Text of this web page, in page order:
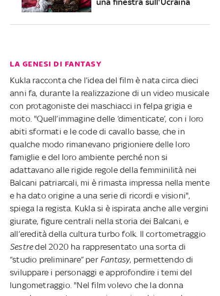
LA GENESI DI FANTASY
Kukla racconta che l’idea del film è nata circa dieci
anni fa, durante la realizzazione di un video musicale
con protagoniste dei maschiacci in felpa grigia e
moto. "Quell’immagine delle ‘dimenticate’, con i loro
abiti sformati e le code di cavallo basse, che in
qualche modo rimanevano prigioniere delle loro
famiglie e del loro ambiente perché non si
adattavano alle rigide regole della femminilità nei
Balcani patriarcali, mi è rimasta impressa nella mente
e ha dato origine a una serie di ricordi e visioni",
spiega la regista. Kukla si è ispirata anche alle vergini
giurate, figure centrali nella storia dei Balcani, e
all’eredità della cultura turbo folk. Il cortometraggio
Sestredel 2020 ha rappresentato una sorta di
“studio preliminare” per Fantasy, permettendo di
sviluppare i personaggi e approfondire i temi del
lungometraggio. "Nel film volevo che la donna